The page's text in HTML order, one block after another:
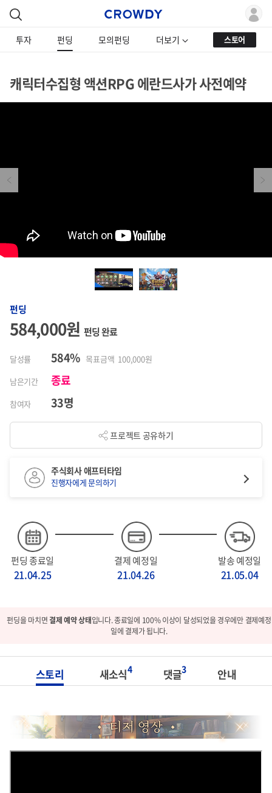
투자 펀딩 모의펀딩 더보기 스토어
캐릭터수집형 액션RPG 에란드사가 사전예약
Previous Next
펀딩
584,000원 펀딩 완료
달성률 584% 목표금액 100,000원
남은기간
종료
참여자 33명
프로젝트 공유하기
펀딩 종료일
21.04.25
결제 예정일
21.04.26
발송 예정일
21.05.04
주식회사 애프터타임
진행자에게 문의하기
펀딩을 마치면결제 예약 상태입니다. 종료일에 100% 이상이 달성되었을 경우에만 결제예정
일에 결제가 됩니다.
스토리 새소식4 댓글3 안내